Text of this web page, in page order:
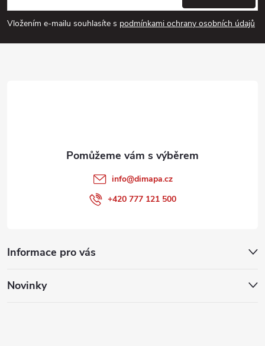
p
a
Vložením e-mailu souhlasíte s podmínkami ochrany osobních údajů
Informace pro vás
Novinky
info@dimapa.cz
+420 777 121 500